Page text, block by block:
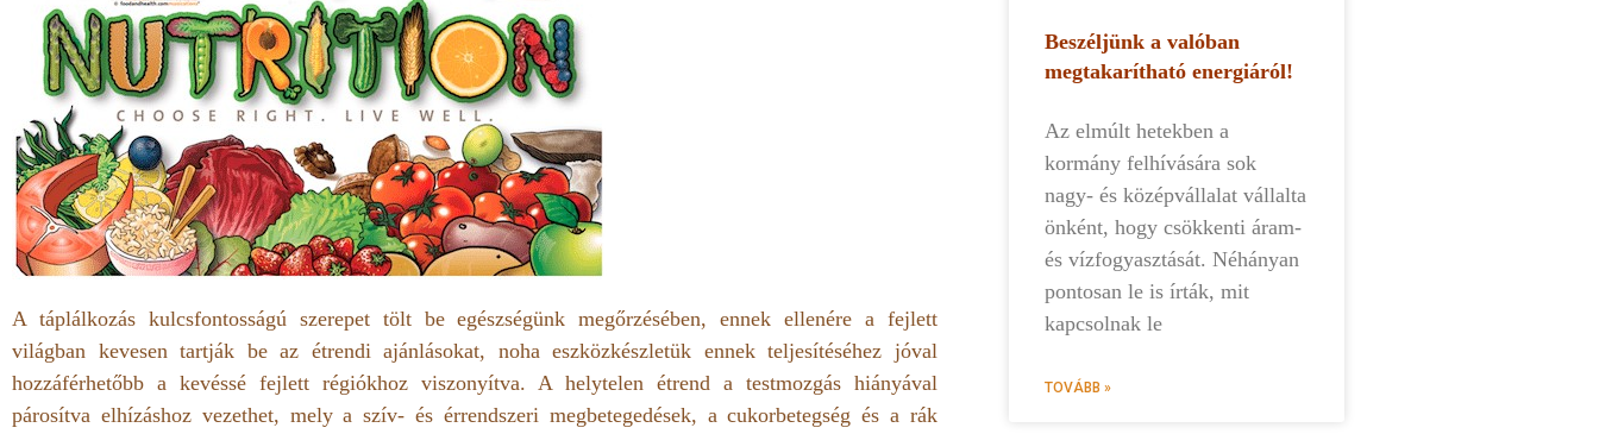
A táplálkozás kulcsfontosságú szerepet tölt be egészségünk megőrzésében, ennek ellenére a fejlett
világban kevesen tartják be az étrendi ajánlásokat, noha eszközkészletük ennek teljesítéséhez jóval
hozzáférhetőbb a kevéssé fejlett régiókhoz viszonyítva. A helytelen étrend a testmozgás hiányával
párosítva elhízáshoz vezethet, mely a szív- és érrendszeri megbetegedések, a cukorbetegség és a rák
Beszéljünk a valóban
megtakarítható energiáról!
Az elmúlt hetekben a
kormány felhívására sok
nagy- és középvállalat vállalta
önként, hogy csökkenti áram-
és vízfogyasztását. Néhányan
pontosan le is írták, mit
kapcsolnak le
TOVÁBB »